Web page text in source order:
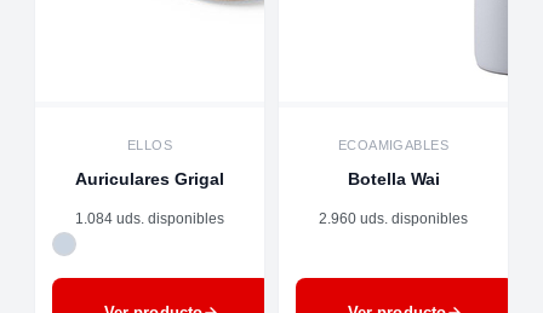
ELLOS
Auriculares Grigal
1.084 uds. disponibles
ECOAMIGABLES
Botella Wai
2.960 uds. disponibles